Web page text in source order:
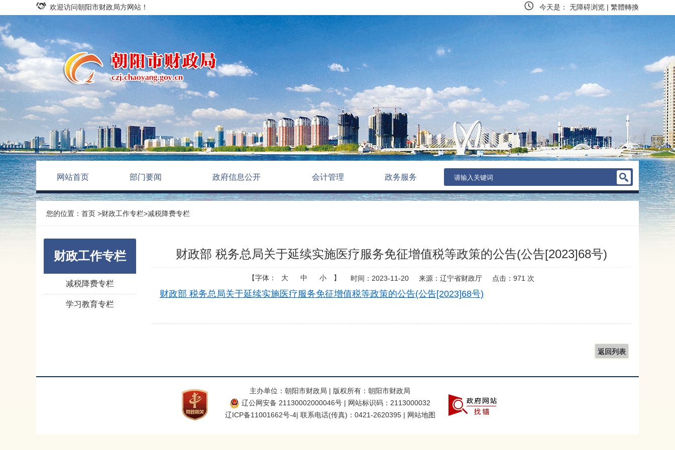
欢迎访问朝阳市财政局方网站！ 今天是： 无障碍浏览 | 繁體轉換
网站首页 部门要闻 政府信息公开 会计管理 政务服务
您的位置： 首页 >财政工作专栏>减税降费专栏
财政工作专栏
减税降费专栏
学习教育专栏
财政部 税务总局关于延续实施医疗服务免征增值税等政策的公告(公告[2023]68号)
【字体： 大 中 小 】 时间：2023-11-20 来源：辽宁省财政厅 点击：971 次
财政部 税务总局关于延续实施医疗服务免征增值税等政策的公告(公告[2023]68号)
返回列表
主办单位：朝阳市财政局 | 版权所有：朝阳市财政局
辽公网安备 21130002000046号 | 网站标识码：2113000032
辽ICP备11001662号-4| 联系电话(传真)：0421-2620395| 网站地图